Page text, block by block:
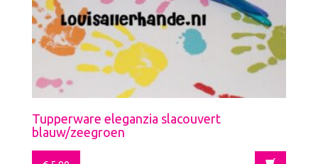
Tupperware eleganzia slacouvert
blauw/zeegroen